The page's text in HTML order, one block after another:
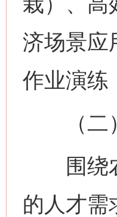
济场景应
作业演练
（二）
围绕农
的人才需